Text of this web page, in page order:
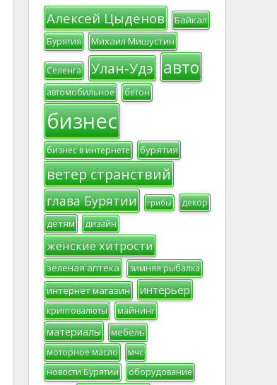
Алексей Цыденов Байкал
Бурятия Михаил Мишустин
Селенга Улан-Удэ авто
автомобильное бетон
бизнес
бизнес в интернете бурятия
ветер странствий
глава Бурятии грибы декор
детям дизайн
женские хитрости
зеленая аптека зимняя рыбалка
интернет магазин интерьер
криптовалюты майнинг
материалы мебель
моторное масло
мчс
новости Бурятии
оборудование